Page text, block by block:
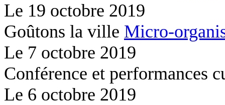
Le 19 octobre 2019
Goûtons la ville Micro-
Le 7 octobre 2019
Conférence et performances
Le 6 octobre 2019